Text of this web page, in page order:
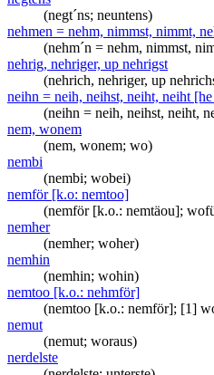
(negt´ns; neuntens)
nehmen = nehm, nimmst, nimmt,
(nehm´n = nehm, nimmst,
nehrig, nehriger, up nehrigst
(nehrich, nehriger, up
neihn = neih, neihst, neiht, neiht
(neihn = neih, neihst, neiht,
nem, wonem
(nem, wonem; wo)
nembi
(nembi; wobei)
nemför [k.o: nemtoo]
(nemför [k.o.: nemtäou];
nemher
(nemher; woher)
nemhin
(nemhin; wohin)
nemtoo [k.o.: nehmför]
(nemtoo [k.o.: nemför]; [1]
nemut
(nemut; woraus)
nerdelste